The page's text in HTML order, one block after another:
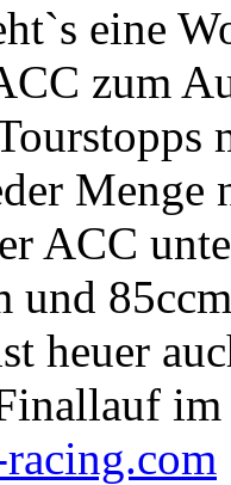
eine
zum
Menge
ACC
und
heuer
im